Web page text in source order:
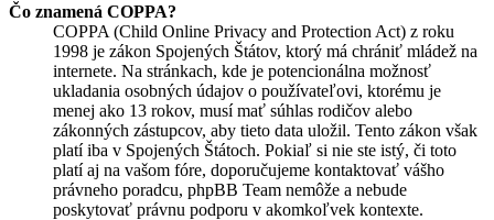
Čo znamená COPPA?
COPPA (Child Online Privacy and Protection Act) z roku
1998 je zákon Spojených Štátov, ktorý má chrániť mládež na
internete. Na stránkach, kde je potencionálna možnosť
ukladania osobných údajov o používateľovi, ktorému je
menej ako 13 rokov, musí mať súhlas rodičov alebo
zákonných zástupcov, aby tieto data uložil. Tento zákon však
platí iba v Spojených Štátoch. Pokiaľ si nie ste istý, či toto
platí aj na vašom fóre, doporučujeme kontaktovať vášho
právneho poradcu, phpBB Team nemôže a nebude
poskytovať právnu podporu v akomkoľvek kontexte.